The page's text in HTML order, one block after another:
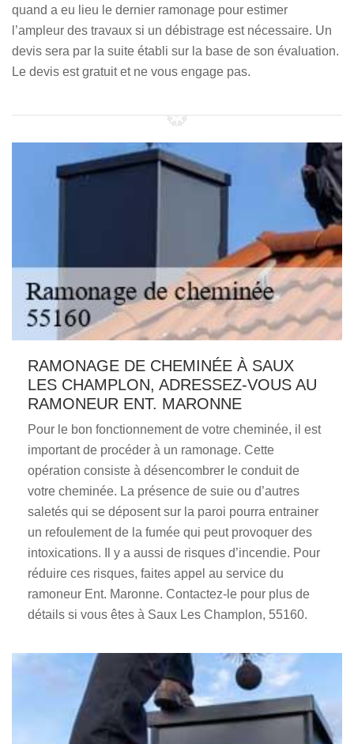
quand a eu lieu le dernier ramonage pour estimer
l’ampleur des travaux si un débistrage est nécessaire. Un
devis sera par la suite établi sur la base de son évaluation.
Le devis est gratuit et ne vous engage pas.
RAMONAGE DE CHEMINÉE À SAUX
LES CHAMPLON, ADRESSEZ-VOUS AU
RAMONEUR ENT. MARONNE
Pour le bon fonctionnement de votre cheminée, il est
important de procéder à un ramonage. Cette
opération consiste à désencombrer le conduit de
votre cheminée. La présence de suie ou d’autres
saletés qui se déposent sur la paroi pourra entrainer
un refoulement de la fumée qui peut provoquer des
intoxications. Il y a aussi de risques d’incendie. Pour
réduire ces risques, faites appel au service du
ramoneur Ent. Maronne. Contactez-le pour plus de
détails si vous êtes à Saux Les Champlon, 55160.